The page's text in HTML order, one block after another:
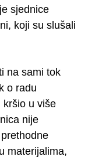
sjednice
koji su slušali
na sami tok
o radu
kršio u više
nije
materijalima,